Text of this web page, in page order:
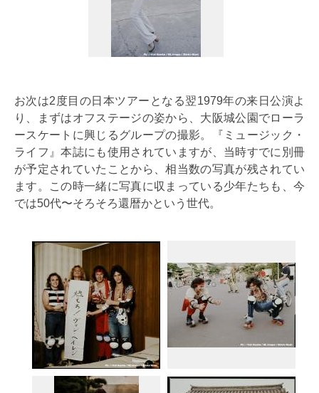
お次は2度目の日本ツアーとなる翌1979年の来日公演よ
り、まずはオフステージの姿から、大阪城公園でローラ
ースケートに興じるグループの撮影。『ミュージック・
ライフ』本誌にも使用されていますが、当時すでに別冊
が予定されていたことから、相当数の写真が残されてい
ます。この時一緒に写真に収まっている少年たちも、今
では50代〜そろそろ還暦かという世代。